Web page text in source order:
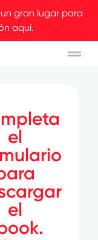
gran lugar para
aquí.
el
el